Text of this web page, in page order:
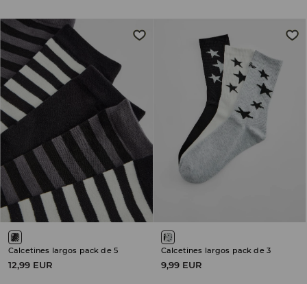
Calcetines largos pack de 5
12,99 EUR
Calcetines largos pack de 3
9,99 EUR